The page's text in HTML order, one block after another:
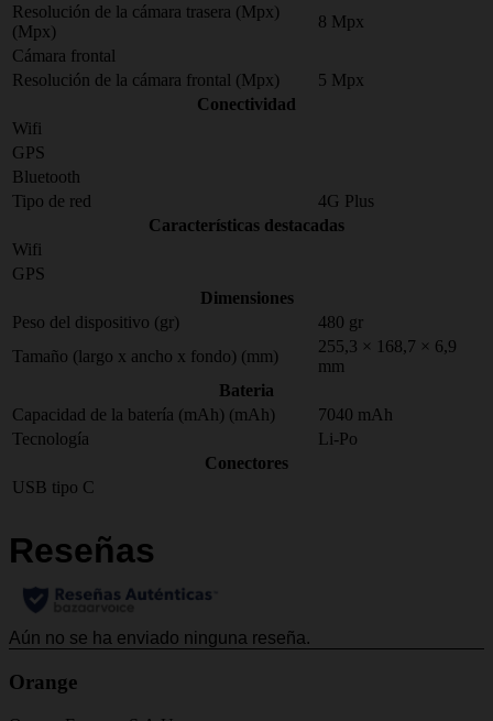
Resolución de la cámara trasera (Mpx)
(Mpx)
8 Mpx
Cámara frontal
Resolución de la cámara frontal (Mpx)
5 Mpx
Conectividad
Wifi
GPS
Bluetooth
Tipo de red
4G Plus
Características destacadas
Wifi
GPS
Dimensiones
Peso del dispositivo (gr)
480 gr
Tamaño (largo x ancho x fondo) (mm)
255,3 × 168,7 × 6,9
mm
Bateria
Capacidad de la batería (mAh) (mAh)
7040 mAh
Tecnología
Li-Po
Conectores
USB tipo C
Orange